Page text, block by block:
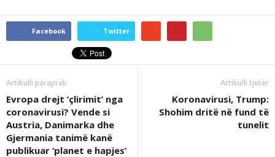
Facebook Twitter
Artikulli paraprak
Evropa drejt ‘çlirimit’ nga
coronavirusi? Vende si
Austria, Danimarka dhe
Gjermania tanimë kanë
publikuar ‘planet e hapjes’
Artikulli tjetër
Koronavirusi, Trump:
Shohim dritë në fund të
tunelit